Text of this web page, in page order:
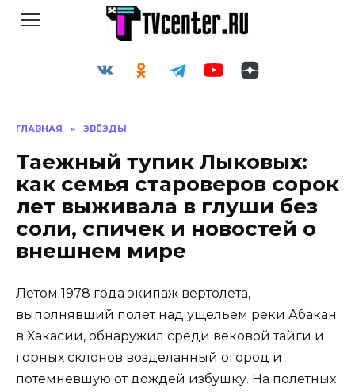
ГЛАВНАЯ » ЗВЁЗДЫ
Таежный тупик Лыковых:
как семья староверов сорок
лет выживала в глуши без
соли, спичек и новостей о
внешнем мире
Летом 1978 года экипаж вертолета,
выполнявший полет над ущельем реки Абакан
в Хакасии, обнаружил среди вековой тайги и
горных склонов возделанный огород и
потемневшую от дождей избушку. На полетных